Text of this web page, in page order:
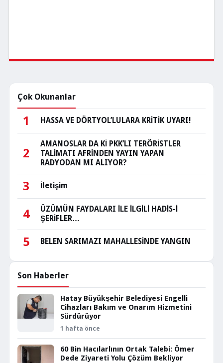
Çok Okunanlar
1 HASSA VE DÖRTYOL’LULARA KRİTİK UYARI!
2
AMANOSLAR DA Kİ PKK’LI TERÖRİSTLER
TALİMATI AFRİNDEN YAYIN YAPAN
RADYODAN MI ALIYOR?
3 İletişim
4
ÜZÜMÜN FAYDALARI İLE İLGİLİ HADİS-İ
ŞERİFLER…
5 BELEN SARIMAZI MAHALLESİNDE YANGIN
Son Haberler
Hatay Büyükşehir Belediyesi Engelli
Cihazları Bakım ve Onarım Hizmetini
Sürdürüyor
1 hafta önce
60 Bin Hacılarlının Ortak Talebi: Ömer
Dede Ziyareti Yolu Çözüm Bekliyor